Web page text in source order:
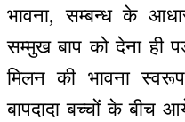
भावना, सम्बन्ध के
सम्मुख बाप को देना ही
मिलन की भावना
बापदादा बच्चों के बीच